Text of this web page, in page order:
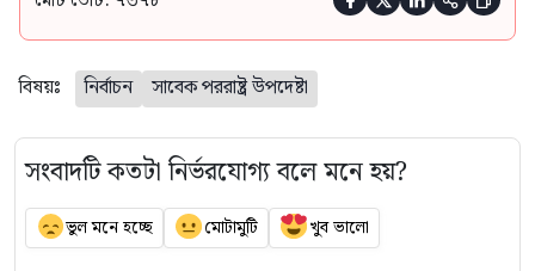
বিষয়ঃ নির্বাচন সাবেক পররাষ্ট্র উপদেষ্টা
সংবাদটি কতটা নির্ভরযোগ্য বলে মনে হয়?
ভুল মনে হচ্ছে মোটামুটি খুব ভালো